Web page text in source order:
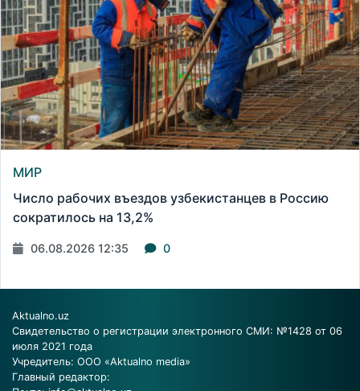
МИР
Число рабочих въездов узбекистанцев в Россию
сократилось на 13,2%
06.08.2026 12:35 0
Aktualno.uz
Свидетельство о регистрации электронного СМИ: №1428 от 06
июля 2021 года
Учредитель: ООО «Aktualno media»
Главный редактор: